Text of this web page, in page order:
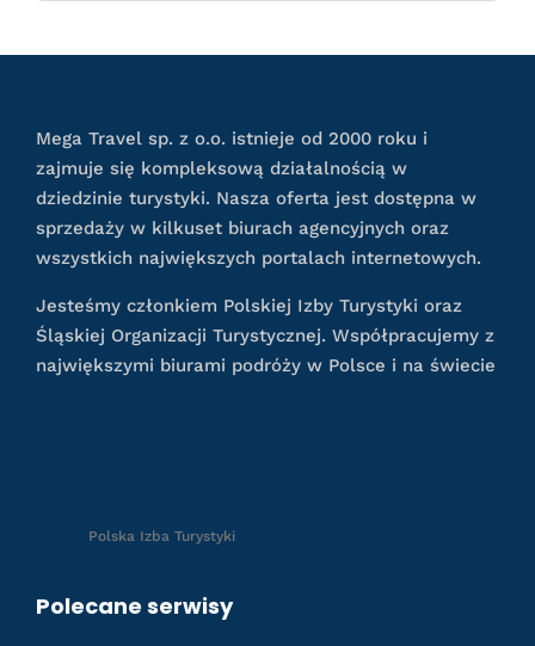
Mega Travel sp. z o.o. istnieje od 2000 roku i
zajmuje się kompleksową działalnością w
dziedzinie turystyki. Nasza oferta jest dostępna w
sprzedaży w kilkuset biurach agencyjnych oraz
wszystkich największych portalach internetowych.
Jesteśmy członkiem Polskiej Izby Turystyki oraz
Śląskiej Organizacji Turystycznej. Współpracujemy z
największymi biurami podróży w Polsce i na świecie
Polska Izba Turystyki
Polecane serwisy